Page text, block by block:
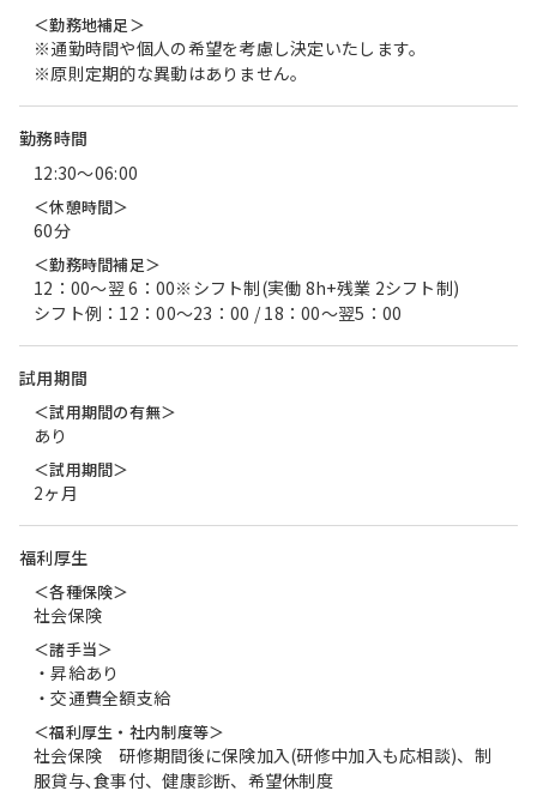
＜勤務地補足＞
※通勤時間や個人の希望を考慮し決定いたします。
※原則定期的な異動はありません。
勤務時間
12:30〜06:00
＜休憩時間＞
60分
＜勤務時間補足＞
12：00～翌 6：00※シフト制(実働 8h+残業 2シフト制)
シフト例：12：00～23：00 / 18：00～翌5：00
試用期間
＜試用期間の有無＞
あり
＜試用期間＞
2ヶ月
福利厚生
＜各種保険＞
社会保険
＜諸手当＞
・昇給あり
・交通費全額支給
＜福利厚生・社内制度等＞
社会保険 研修期間後に保険加入(研修中加入も応相談)、制
服貸与､食事付、健康診断、希望休制度